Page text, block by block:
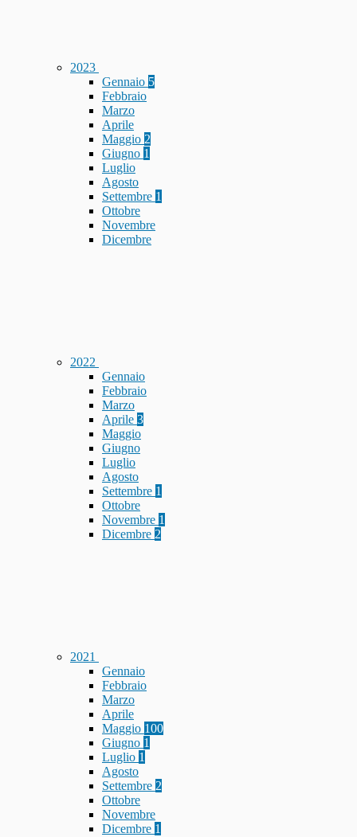
2023
Gennaio 5
Febbraio
Marzo
Aprile
Maggio 2
Giugno 1
Luglio
Agosto
Settembre 1
Ottobre
Novembre
Dicembre
2022
Gennaio
Febbraio
Marzo
Aprile 3
Maggio
Giugno
Luglio
Agosto
Settembre 1
Ottobre
Novembre 1
Dicembre 2
2021
Gennaio
Febbraio
Marzo
Aprile
Maggio 100
Giugno 1
Luglio 1
Agosto
Settembre 2
Ottobre
Novembre
Dicembre 1